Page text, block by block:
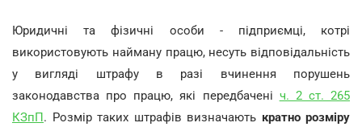
Юридичні та фізичні особи - підприємці, котрі
використовують найману працю, несуть відповідальність
у вигляді штрафу в разі вчинення порушень
законодавства про працю, які передбачені ч. 2 ст. 265
КЗпП. Розмір таких штрафів визначають кратно розміру